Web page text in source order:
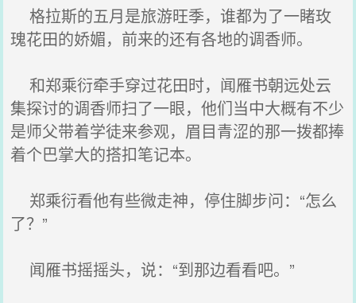
格拉斯的五月是旅游旺季，谁都为了一睹玫
瑰花田的娇媚，前来的还有各地的调香师。
和郑乘衍牵手穿过花田时，闻雁书朝远处云
集探讨的调香师扫了一眼，他们当中大概有不少
是师父带着学徒来参观，眉目青涩的那一拨都捧
着个巴掌大的搭扣笔记本。
郑乘衍看他有些微走神，停住脚步问：“怎么
了？”
闻雁书摇摇头，说：“到那边看看吧。”